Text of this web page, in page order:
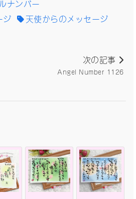
ナンバー
ジ
天使からのメッセージ
次の記事
Angel Number 1126